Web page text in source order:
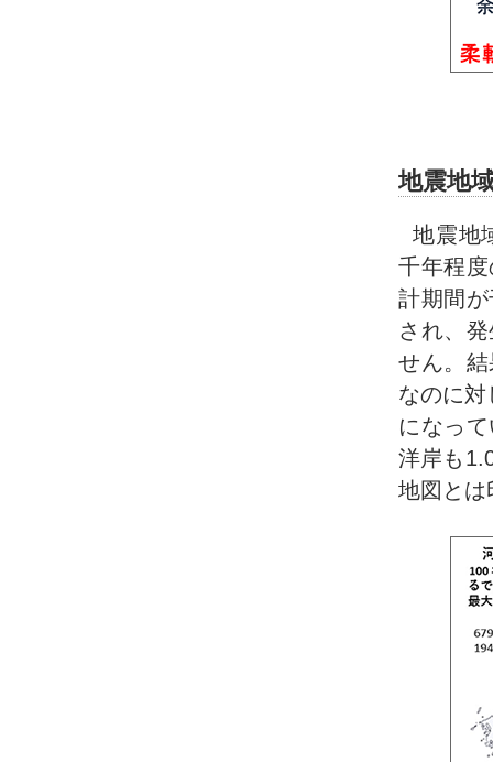
地震地
地震地
千年程
計期間
され、
せん。
なのに
になっ
洋岸も
地図とは